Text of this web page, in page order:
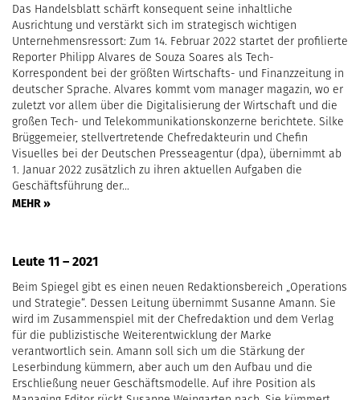
Das Handelsblatt schärft konsequent seine inhaltliche
Ausrichtung und verstärkt sich im strategisch wichtigen
Unternehmensressort: Zum 14. Februar 2022 startet der profilierte
Reporter Philipp Alvares de Souza Soares als Tech-
Korrespondent bei der größten Wirtschafts- und Finanzzeitung in
deutscher Sprache. Alvares kommt vom manager magazin, wo er
zuletzt vor allem über die Digitalisierung der Wirtschaft und die
großen Tech- und Telekommunikationskonzerne berichtete. Silke
Brüggemeier, stellvertretende Chefredakteurin und Chefin
Visuelles bei der Deutschen Presseagentur (dpa), übernimmt ab
1. Januar 2022 zusätzlich zu ihren aktuellen Aufgaben die
Geschäftsführung der…
MEHR »
Leute 11 – 2021
Beim Spiegel gibt es einen neuen Redaktionsbereich „Operations
und Strategie“. Dessen Leitung übernimmt Susanne Amann. Sie
wird im Zusammenspiel mit der Chefredaktion und dem Verlag
für die publizistische Weiterentwicklung der Marke
verantwortlich sein. Amann soll sich um die Stärkung der
Leserbindung kümmern, aber auch um den Aufbau und die
Erschließung neuer Geschäftsmodelle. Auf ihre Position als